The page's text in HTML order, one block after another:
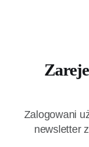
Zalogowani
newsletter